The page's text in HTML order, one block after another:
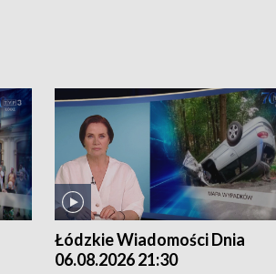
Łódzkie Wiadomości Dnia
06.08.2026 21:30